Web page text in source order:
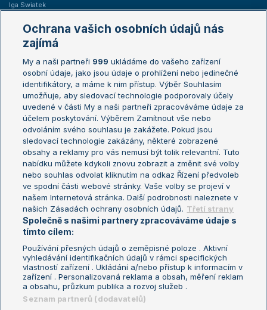
Iga Swiatek
Žebříčky
Žebříček ATP (muži)
Žebříček WTA (ženy)
Sázkařský žebříček
Australian Open
French Open
Wimbledon
US Open
Turnaj mistrů
Turnaj mistryň
Aktualní trendy
Fotbalové přestupy
Livesport Daily
LS Prague Open
Podmínky užití
Nastavení soukromí
GDPR a žurnalistika
Reklama
Kontakt
Informace o zpracování osobních
údajů
Ochrana vašich osobních údajů nás
zajímá
My a naši partneři 999 ukládáme do vašeho zařízení
osobní údaje, jako jsou údaje o prohlížení nebo jedinečné
identifikátory, a máme k nim přístup. Výběr Souhlasím
umožňuje, aby sledovací technologie podporovaly účely
uvedené v části My a naši partneři zpracováváme údaje za
účelem poskytování. Výběrem Zamítnout vše nebo
odvoláním svého souhlasu je zakážete. Pokud jsou
sledovací technologie zakázány, některé zobrazené
obsahy a reklamy pro vás nemusí být tolik relevantní. Tuto
nabídku můžete kdykoli znovu zobrazit a změnit své volby
nebo souhlas odvolat kliknutím na odkaz Řízení předvoleb
ve spodní části webové stránky. Vaše volby se projeví v
našem Internetová stránka. Další podrobnosti naleznete v
našich Zásadách ochrany osobních údajů. Třetí strany
Společně s našimi partnery zpracováváme údaje s
tímto cílem:
Používání přesných údajů o zeměpisné poloze . Aktivní
vyhledávání identifikačních údajů v rámci specifických
vlastností zařízení . Ukládání a/nebo přístup k informacím v
zařízení . Personalizovaná reklama a obsah, měření reklam
a obsahu, průzkum publika a rozvoj služeb .
Seznam partnerů (dodavatelů)